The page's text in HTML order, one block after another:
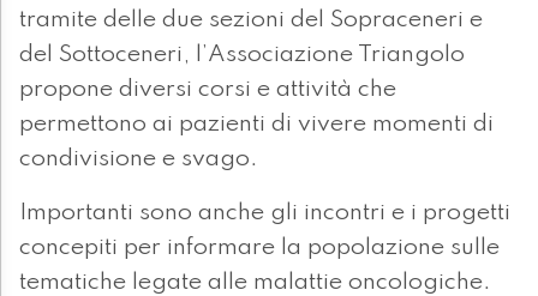
tramite delle due sezioni del Sopraceneri e
del Sottoceneri, l’Associazione Triangolo
propone diversi corsi e attività che
permettono ai pazienti di vivere momenti di
condivisione e svago.
Importanti sono anche gli incontri e i progetti
concepiti per informare la popolazione sulle
tematiche legate alle malattie oncologiche.